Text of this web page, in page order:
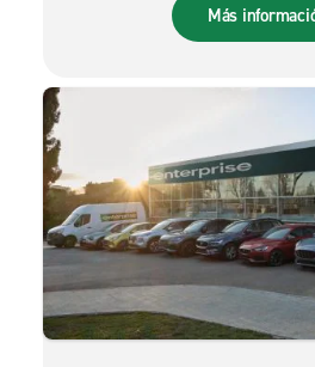
Más